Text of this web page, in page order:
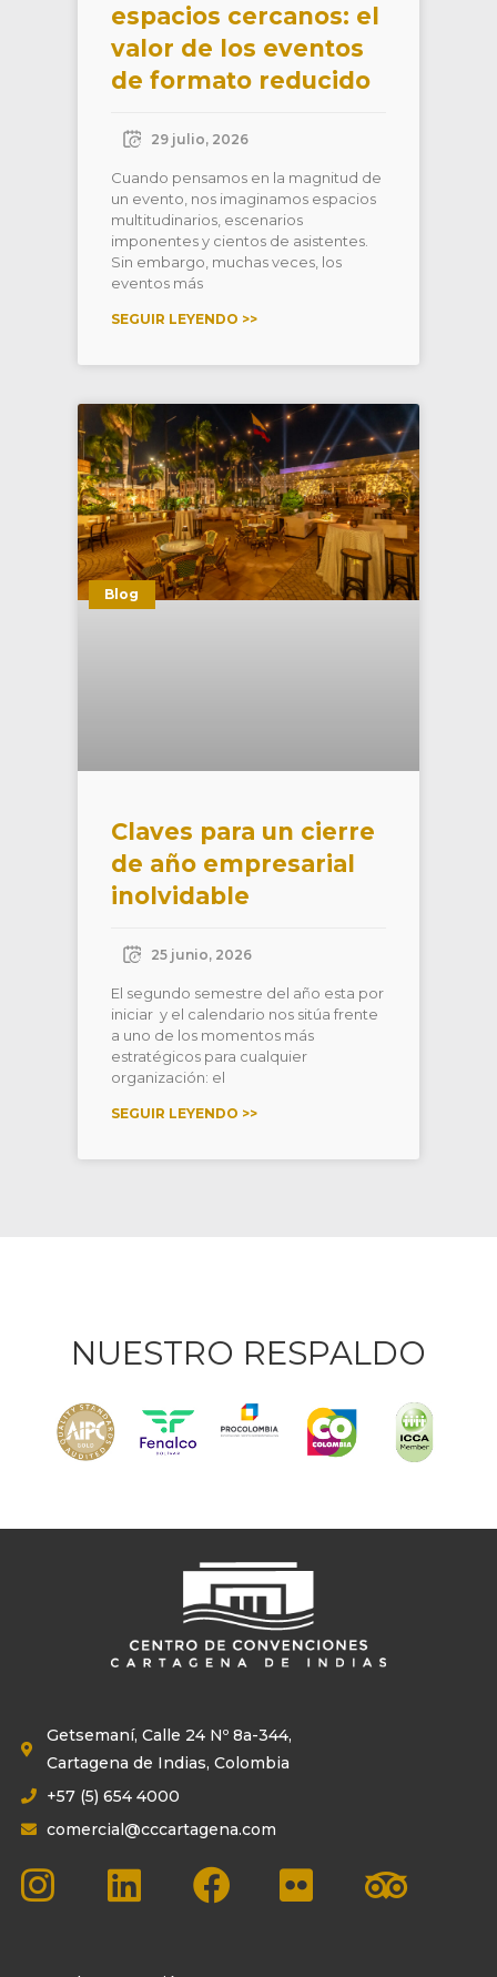
espacios cercanos: el
valor de los eventos
de formato reducido
29 julio, 2026
Cuando pensamos en la magnitud de
un evento, nos imaginamos espacios
multitudinarios, escenarios
imponentes y cientos de asistentes.
Sin embargo, muchas veces, los
eventos más
SEGUIR LEYENDO >>
Blog
Claves para un cierre
de año empresarial
inolvidable
25 junio, 2026
El segundo semestre del año esta por
iniciar y el calendario nos sitúa frente
a uno de los momentos más
estratégicos para cualquier
organización: el
SEGUIR LEYENDO >>
NUESTRO RESPALDO
Getsemaní, Calle 24 Nº 8a-344,
Cartagena de Indias, Colombia
+57 (5) 654 4000
comercial@cccartagena.com